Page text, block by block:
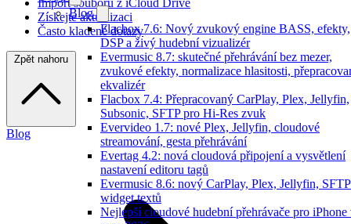
Blog
Flacbox 7.6: Nový zvukový engine BASS, efekty,
DSP a živý hudební vizualizér
Evermusic 8.7: skutečné přehrávání bez mezer,
zvukové efekty, normalizace hlasitosti,
ekvalizér
Flacbox 7.4: Přepracovaný CarPlay, Plex, Jellyfin,
Subsonic, SFTP pro Hi-Res zvuk
Evervideo 1.7: nové Plex, Jellyfin, cloudové
streamování, gesta přehrávání
Evertag 4.2: nová cloudová připojení a vysvětlení
nastavení editoru tagů
Evermusic 8.6: nový CarPlay, Plex, Jellyfin,
widget textů
Nejlepší cloudové hudební přehrávače pro iPhone
Import souborů z iCloud Drive
Získejte aktualizaci
Často kladené dotazy
Zpět nahoru
Blog